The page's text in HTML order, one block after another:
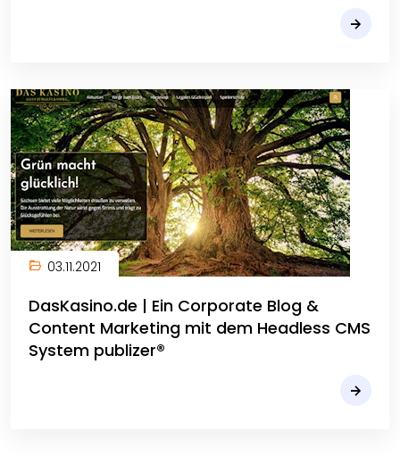
03.11.2021
DasKasino.de | Ein Corporate Blog &
Content Marketing mit dem Headless CMS
System publizer®